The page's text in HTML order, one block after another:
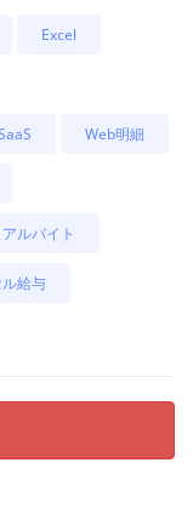
Excel
Web明細
アルバイト
給与